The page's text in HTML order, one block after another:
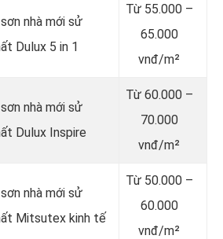
nhà mới sử
Dulux 5 in 1
Từ 55.000 –
65.000
vnđ/m²
nhà mới sử
Dulux Inspire
Từ 60.000 –
70.000
vnđ/m²
nhà mới sử
Mitsutex kinh tế
Từ 50.000 –
60.000
vnđ/m²